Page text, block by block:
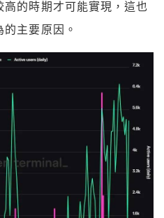
的時期才可能實現，這也
主要原因。